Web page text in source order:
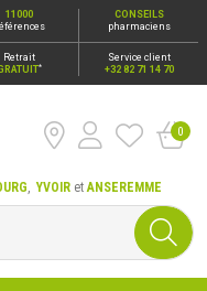
11000
CONSEILS
pharmaciens
Retrait
*
Service client
+32 82 71 14 70
: Beauraing,
0
,YVOIRetANSEREMME